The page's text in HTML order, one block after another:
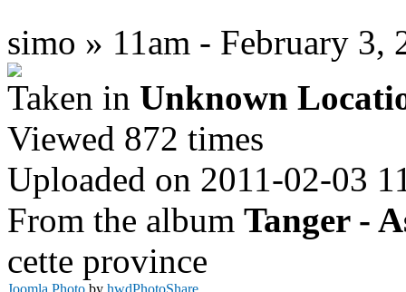
simo » 11am - February 3,
Taken in Unknown
Viewed 872 times
Uploaded on 2011-02-03
From the album Tanger -
cette province
Joomla Photo by hwdPhotoShare